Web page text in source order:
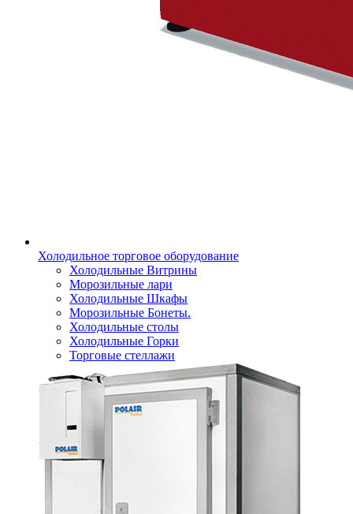
Холодильное торговое оборудование
Холодильные Витрины
Морозильные лари
Холодильные Шкафы
Морозильные Бонеты.
Холодильные столы
Холодильные Горки
Торговые стеллажи